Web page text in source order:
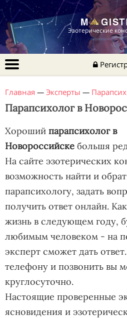
Эзотерические
Главная — Эксперты —
Парапсихолог в
Хороший парапсихолог в
Новороссийске большя
На сайте эзотерических
возможность найти и
парапсихологу, задать
получить ответ онлайн.
жизнь в следующем году,
любимым человеком - на
эксперт сможет дать
телефону и позвонить вы
круглосуточно.
Настоящие проверенные
ясновидения и